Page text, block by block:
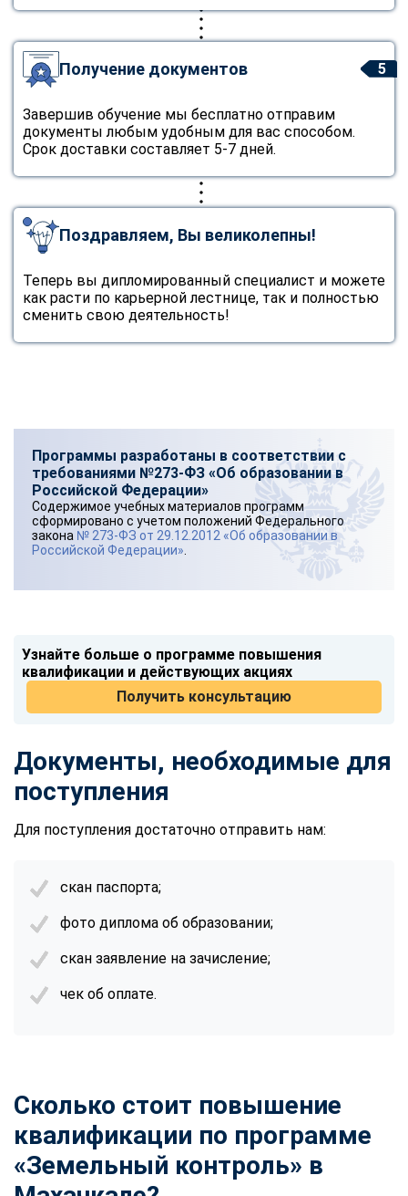
5
Получение документов
Завершив обучение мы бесплатно отправим
документы любым удобным для вас способом.
Срок доставки составляет 5-7 дней.
Поздравляем, Вы великолепны!
Теперь вы дипломированный специалист и можете
как расти по карьерной лестнице, так и полностью
сменить свою деятельность!
Программы разработаны в соответствии с
требованиями №273-ФЗ «Об образовании в
Российской Федерации»
Содержимое учебных материалов программ
сформировано с учетом положений Федерального
закона № 273-ФЗ от 29.12.2012 «Об образовании в
Российской Федерации»
Узнайте больше о программе повышения
квалификации и действующих акциях
Получить консультацию
Документы, необходимые для
поступления
Для поступления достаточно отправить нам:
скан паспорта;
фото диплома об образовании;
скан заявление на зачисление;
чек об оплате.
Сколько стоит повышение
квалификации по программе
«Земельный контроль» в